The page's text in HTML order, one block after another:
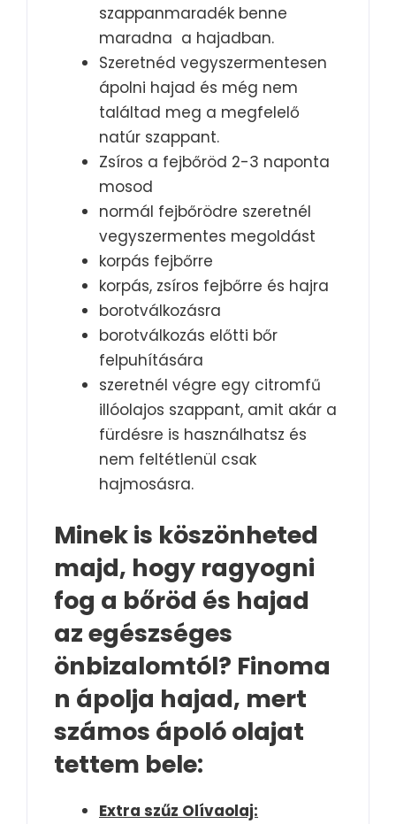
szappanmaradék benne
maradna a hajadban.
Szeretnéd vegyszermentesen
ápolni hajad és még nem
találtad meg a megfelelő
natúr szappant.
Zsíros a fejbőröd 2-3 naponta
mosod
normál fejbőrödre szeretnél
vegyszermentes megoldást
korpás fejbőrre
korpás, zsíros fejbőrre és hajra
borotválkozásra
borotválkozás előtti bőr
felpuhítására
szeretnél végre egy citromfű
illóolajos szappant, amit akár a
fürdésre is használhatsz és
nem feltétlenül csak
hajmosásra.
Minek is köszönheted
majd, hogy ragyogni
fog a bőröd és hajad
az egészséges
önbizalomtól? Finoma
n ápolja hajad, mert
számos ápoló olajat
tettem bele:
Extra szűz Olívaolaj: